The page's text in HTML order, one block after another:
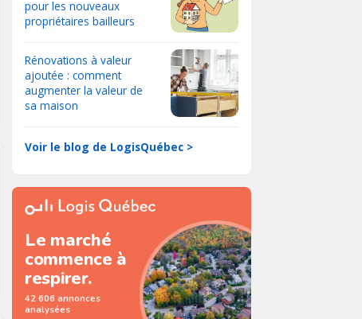
pour les nouveaux
propriétaires bailleurs
Rénovations à valeur
ajoutée : comment
augmenter la valeur de
sa maison
Voir le blog de LogisQuébec >
Le marché
commence à
respirer.
42 606 annonces
analysées